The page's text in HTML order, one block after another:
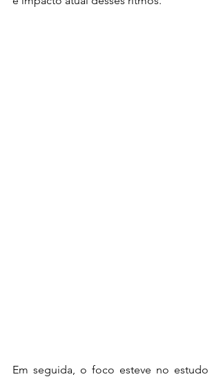
Em seguida, o foco esteve no estudo